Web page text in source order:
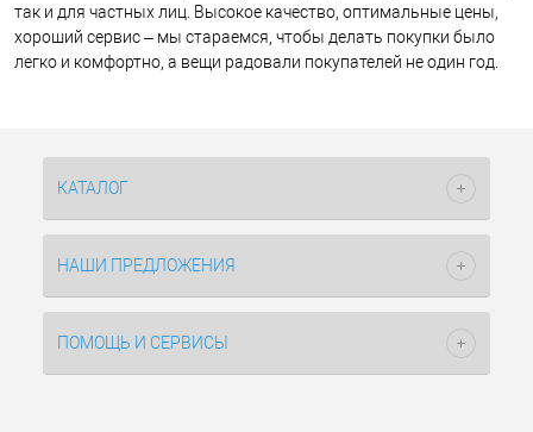
так и для частных лиц. Высокое качество, оптимальные цены,
хороший сервис – мы стараемся, чтобы делать покупки было
легко и комфортно, а вещи радовали покупателей не один год.
КАТАЛОГ
НАШИ ПРЕДЛОЖЕНИЯ
ПОМОЩЬ И СЕРВИСЫ